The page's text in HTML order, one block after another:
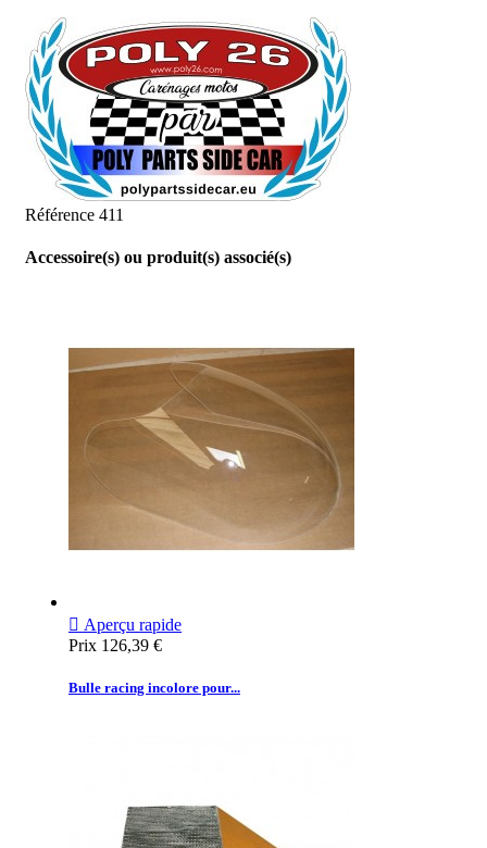
Référence 411
Accessoire(s) ou produit(s) associé(s)
 Aperçu rapide
Prix 126,39 €
Bulle racing incolore pour...